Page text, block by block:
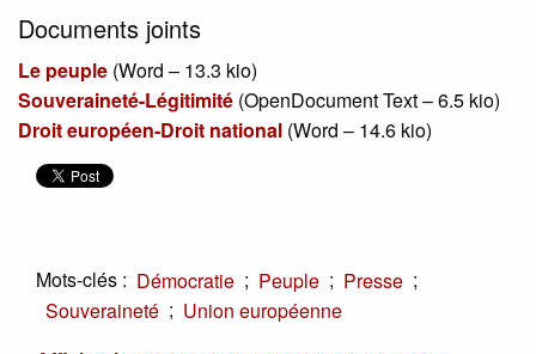
Documents joints
Le peuple (Word – 13.3 kio)
Souveraineté-Légitimité (OpenDocument Text – 6.5 kio)
Droit européen-Droit national (Word – 14.6 kio)
Mots-clés : Démocratie ; Peuple ; Presse ;
Souveraineté ; Union européenne